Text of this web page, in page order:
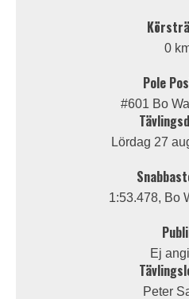
0
Pole
#601 Bo
Lördag 27
1:53.478, Bo
Ej
Peter